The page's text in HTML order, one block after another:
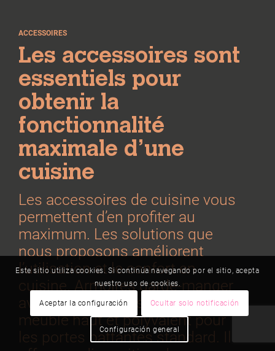
ACCESSOIRES
Les accessoires sont
essentiels pour
obtenir la
fonctionnalité
maximale d’une
cuisine
Les accessoires de cuisine vous
permettent d’en profiter au
maximum. Les solutions que
nous proposons améliorent
l’utilisation et le confort en
cuisine. Armoires garde-manger
avec tiroirs coulissants, un
meuble haut et polyvalent pour
les portes battantes standard. Il
Este sitio utiliza cookies. Si continúa navegando por el sitio, acepta
nuestro uso de cookies.
Aceptar la configuración Ocultar solo notificación
Configuración general